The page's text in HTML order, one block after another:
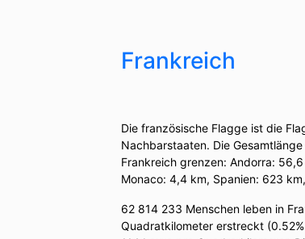
Frankreich
Die französische Flagge ist die
Nachbarstaaten. Die
Frankreich grenzen: Andorra:
Monaco: 4,4 km, Spanien: 623
62 814 233 Menschen leben in
Quadratkilometer erstreckt